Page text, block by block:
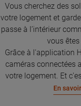
Vous cherchez des
votre logement et
passe à l’intérieur
vous
Grâce à l'application
caméras connectées
votre logement. Et
En